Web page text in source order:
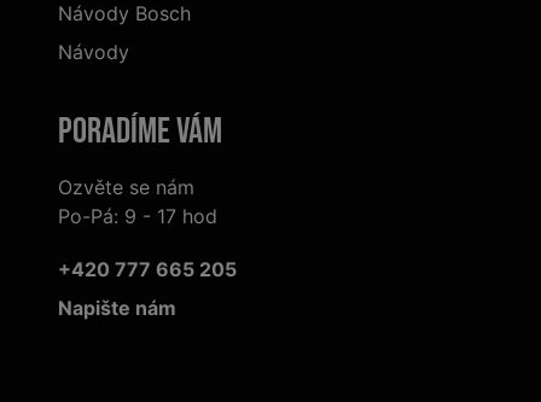
Návody Bosch
Návody
Poradíme Vám
Ozvěte se nám
Po-Pá: 9 - 17 hod
+420 777 665 205
Napište nám